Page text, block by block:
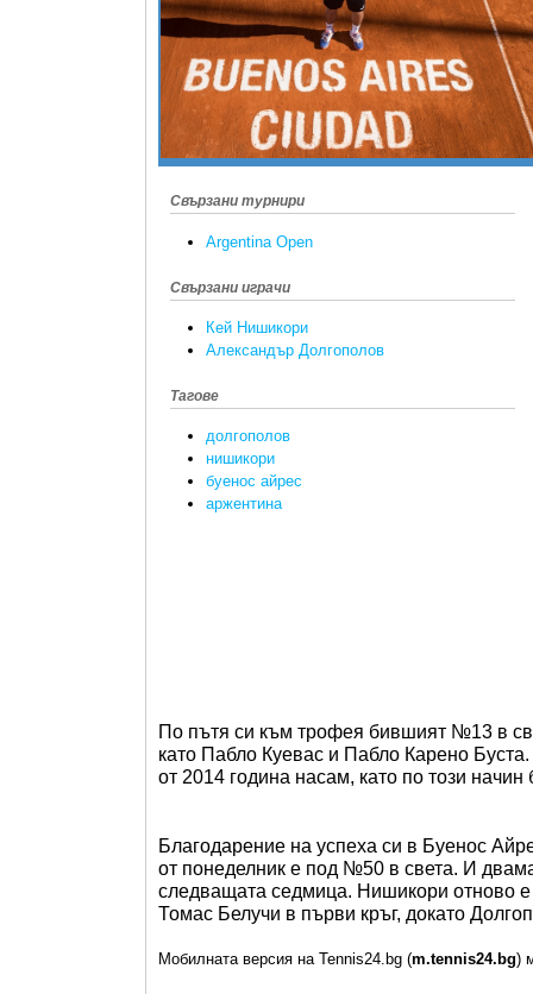
Свързани турнири
Argentina Open
Свързани играчи
Кей Нишикори
Александър Долгополов
Тагове
долгополов
нишикори
буенос айрес
аржентина
По пътя си към трофея бившият №13 в
като Пабло Куевас и Пабло Карено
от 2014 година насам, като по този
Благодарение на успеха си в Буенос
от понеделник е под №50 в света. И
следващата седмица. Нишикори отново
Томас Белучи в първи кръг, докато
Мобилната версия на Tennis24.bg (m.tennis24.bg)